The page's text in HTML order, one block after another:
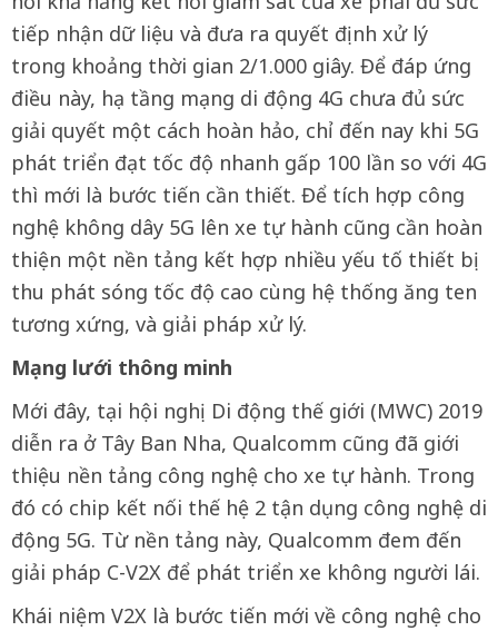
tiếp nhận dữ liệu và đưa ra quyết định xử lý
trong khoảng thời gian 2/1.000 giây. Để đáp ứng
điều này, hạ tầng mạng di động 4G chưa đủ sức
giải quyết một cách hoàn hảo, chỉ đến nay khi 5G
phát triển đạt tốc độ nhanh gấp 100 lần so với 4G
thì mới là bước tiến cần thiết. Để tích hợp công
nghệ không dây 5G lên xe tự hành cũng cần hoàn
thiện một nền tảng kết hợp nhiều yếu tố thiết bị
thu phát sóng tốc độ cao cùng hệ thống ăng ten
tương xứng, và giải pháp xử lý.
Mạng lưới thông minh
Mới đây, tại hội nghị Di động thế giới (MWC) 2019
diễn ra ở Tây Ban Nha, Qualcomm cũng đã giới
thiệu nền tảng công nghệ cho xe tự hành. Trong
đó có chip kết nối thế hệ 2 tận dụng công nghệ di
động 5G. Từ nền tảng này, Qualcomm đem đến
giải pháp C-V2X để phát triển xe không người lái.
Khái niệm V2X là bước tiến mới về công nghệ cho